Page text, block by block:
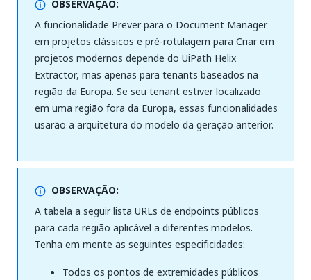
OBSERVAÇÃO:
A funcionalidade Prever para o Document Manager
em projetos clássicos e pré-rotulagem para Criar em
projetos modernos depende do UiPath Helix
Extractor, mas apenas para tenants baseados na
região da Europa. Se seu tenant estiver localizado
em uma região fora da Europa, essas funcionalidades
usarão a arquitetura do modelo da geração anterior.
OBSERVAÇÃO:
A tabela a seguir lista URLs de endpoints públicos
para cada região aplicável a diferentes modelos.
Tenha em mente as seguintes especificidades:
Todos os pontos de extremidades públicos